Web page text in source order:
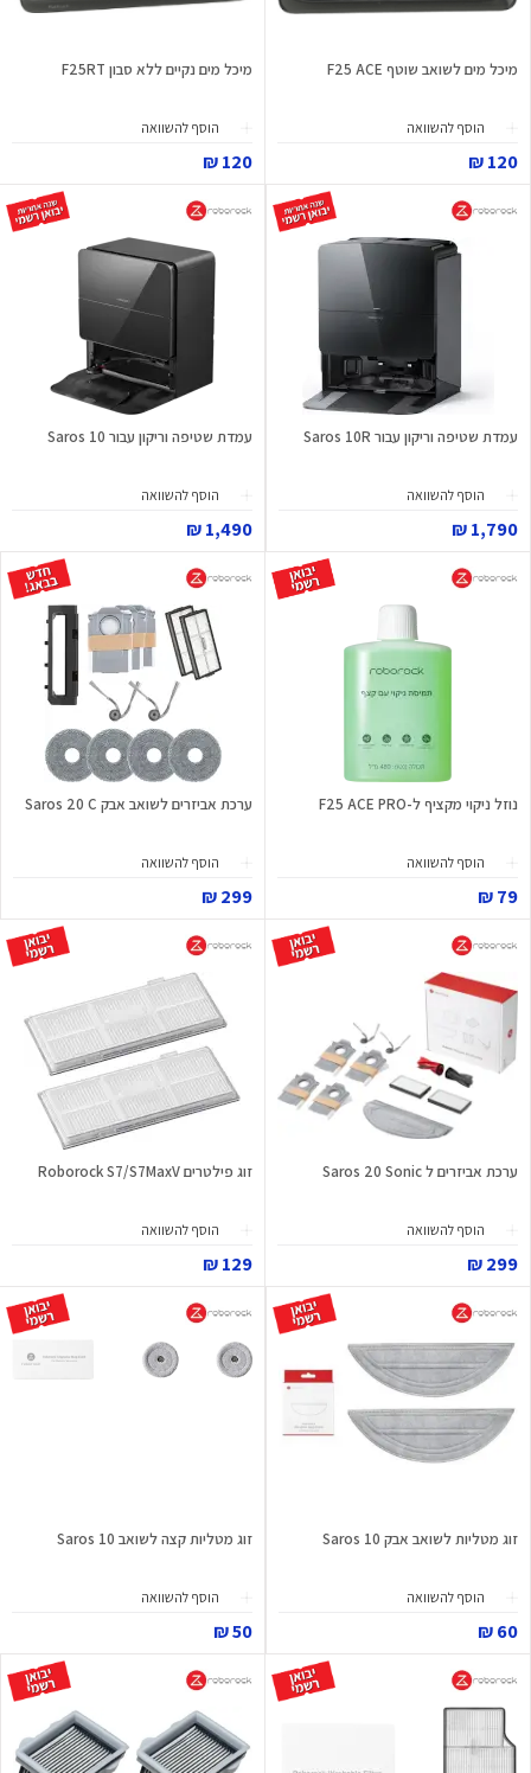
מיכל מים לשואב שוטף F25 ACE
הוסף להשוואה
120 ₪
מיכל מים נקיים ללא סבון F25RT
הוסף להשוואה
120 ₪
עמדת שטיפה וריקון עבור Saros 10R
הוסף להשוואה
1,790 ₪
עמדת שטיפה וריקון עבור Saros 10
הוסף להשוואה
1,490 ₪
נוזל ניקוי מקציף ל-F25 ACE PRO
הוסף להשוואה
79 ₪
ערכת אביזרים לשואב אבק Saros 20 C
הוסף להשוואה
299 ₪
ערכת אביזרים ל Saros 20 Sonic
הוסף להשוואה
299 ₪
זוג פילטרים Roborock S7/S7MaxV
הוסף להשוואה
129 ₪
זוג מטליות לשואב אבק Saros 10
הוסף להשוואה
60 ₪
זוג מטליות קצה לשואב Saros 10
הוסף להשוואה
50 ₪